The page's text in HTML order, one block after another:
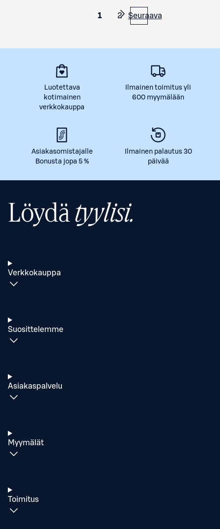
1 2 Seuraava
Luotettava
kotimainen
verkkokauppa
Ilmainen toimitus yli
600 myymälään
Asiakasomistajalle
Bonusta jopa 5 %
Ilmainen palautus 30
päivää
Löydätyylisi.
Verkkokauppa
Suosittelemme
Asiakaspalvelu
Myymälät
Toimitus